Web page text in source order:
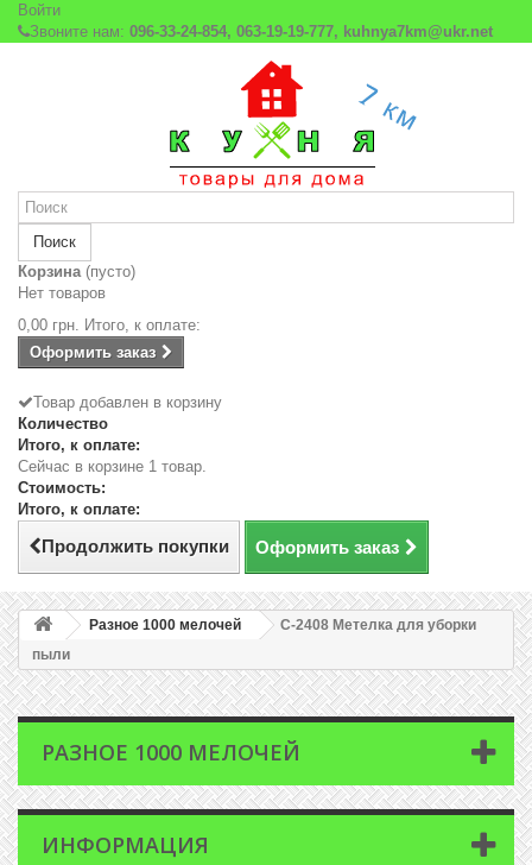
Войти
Звоните нам: 096-33-24-854, 063-19-19-777, kuhnya7km@ukr.net
Поиск
Корзина (пусто)
Нет товаров
0,00 грн. Итого, к оплате:
Оформить заказ
Товар добавлен в корзину
Количество
Итого, к оплате:
Сейчас в корзине 1 товар.
Стоимость:
Итого, к оплате:
Продолжить покупки Оформить заказ
Разное 1000 мелочей
C-2408 Метелка для уборки
пыли
РАЗНОЕ 1000 МЕЛОЧЕЙ
ИНФОРМАЦИЯ